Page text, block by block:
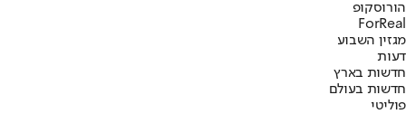
הורוסקופ
ForReal
מגזין השבוע
דעות
חדשות בארץ
חדשות בעולם
פוליטי